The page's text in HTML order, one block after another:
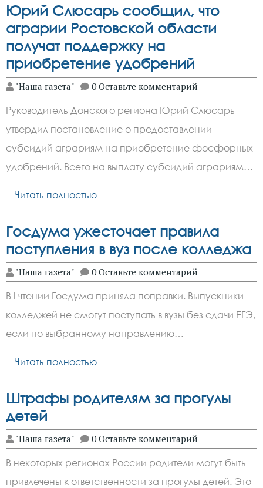
Юрий Слюсарь сообщил, что
аграрии Ростовской области
получат поддержку на
приобретение удобрений
"Наша газета" 0 Оставьте комментарий
Руководитель Донского региона Юрий Слюсарь
утвердил постановление о предоставлении
субсидий аграриям на приобретение фосфорных
удобрений. Всего на выплату субсидий аграриям…
Читать полностью
Госдума ужесточает правила
поступления в вуз после колледжа
"Наша газета" 0 Оставьте комментарий
В I чтении Госдума приняла поправки. Выпускники
колледжей не смогут поступать в вузы без сдачи ЕГЭ,
если по выбранному направлению…
Читать полностью
Штрафы родителям за прогулы
детей
"Наша газета" 0 Оставьте комментарий
В некоторых регионах России родители могут быть
привлечены к ответственности за прогулы детей. Это